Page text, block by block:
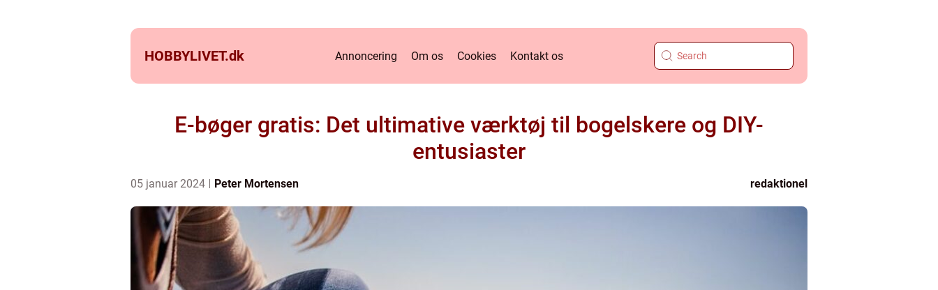
HOBBYLIVET.dk Annoncering Om os Cookies Kontakt os
E-bøger gratis: Det ultimative værktøj til bogelskere og DIY-
entusiaster
05 januar 2024 Peter Mortensen redaktionel